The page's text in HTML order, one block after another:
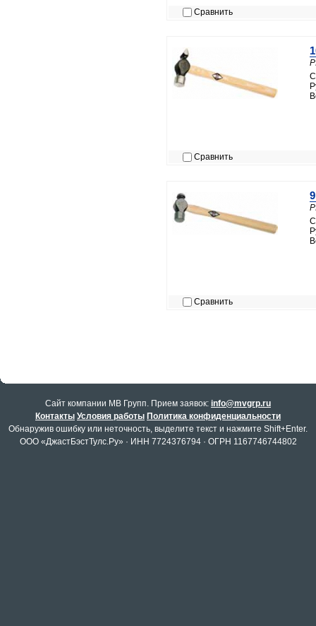
Сравнить
Сравнить
Сравнить
Cайт компании МВ Групп. Прием заявок: info@mvgrp.ru
Контакты Условия работы Политика конфиденциальности
Обнаружив ошибку или неточность, выделите текст и нажмите Shift+Enter.
ООО «ДжастБэстТулс.Ру» · ИНН 7724376794 · ОГРН 1167746744802